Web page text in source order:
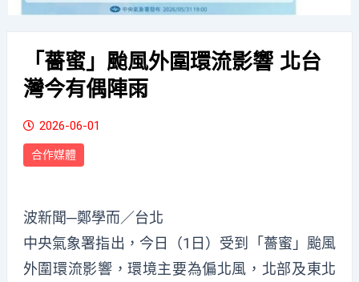
「薔蜜」颱風外圍環流影響 北台
灣今有偶陣雨
2026-06-01
合作媒體
波新聞─鄭學而／台北
中央氣象署指出，今日（1日）受到「薔蜜」颱風
外圍環流影響，環境主要為偏北風，北部及東北